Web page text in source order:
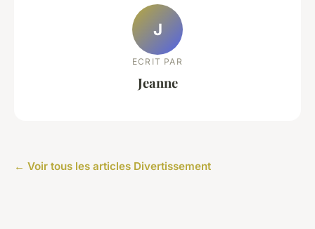
J
ECRIT PAR
Jeanne
← Voir tous les articles Divertissement